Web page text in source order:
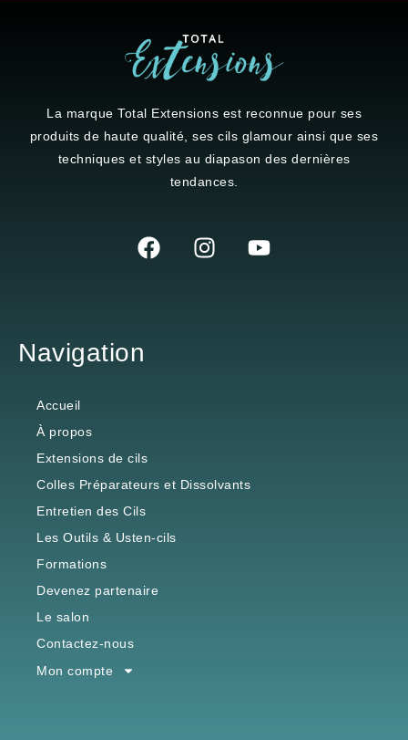
La marqueTotal Extensionsest reconnue pour ses
produits de haute qualité, ses cils glamour ainsi que ses
techniques et styles au diapason des dernières
Navigation
Accueil
À propos
Extensions de cils
Colles Préparateurs et Dissolvants
Entretien des Cils
Les Outils & Usten-cils
Formations
Devenez partenaire
Le salon
Contactez-nous